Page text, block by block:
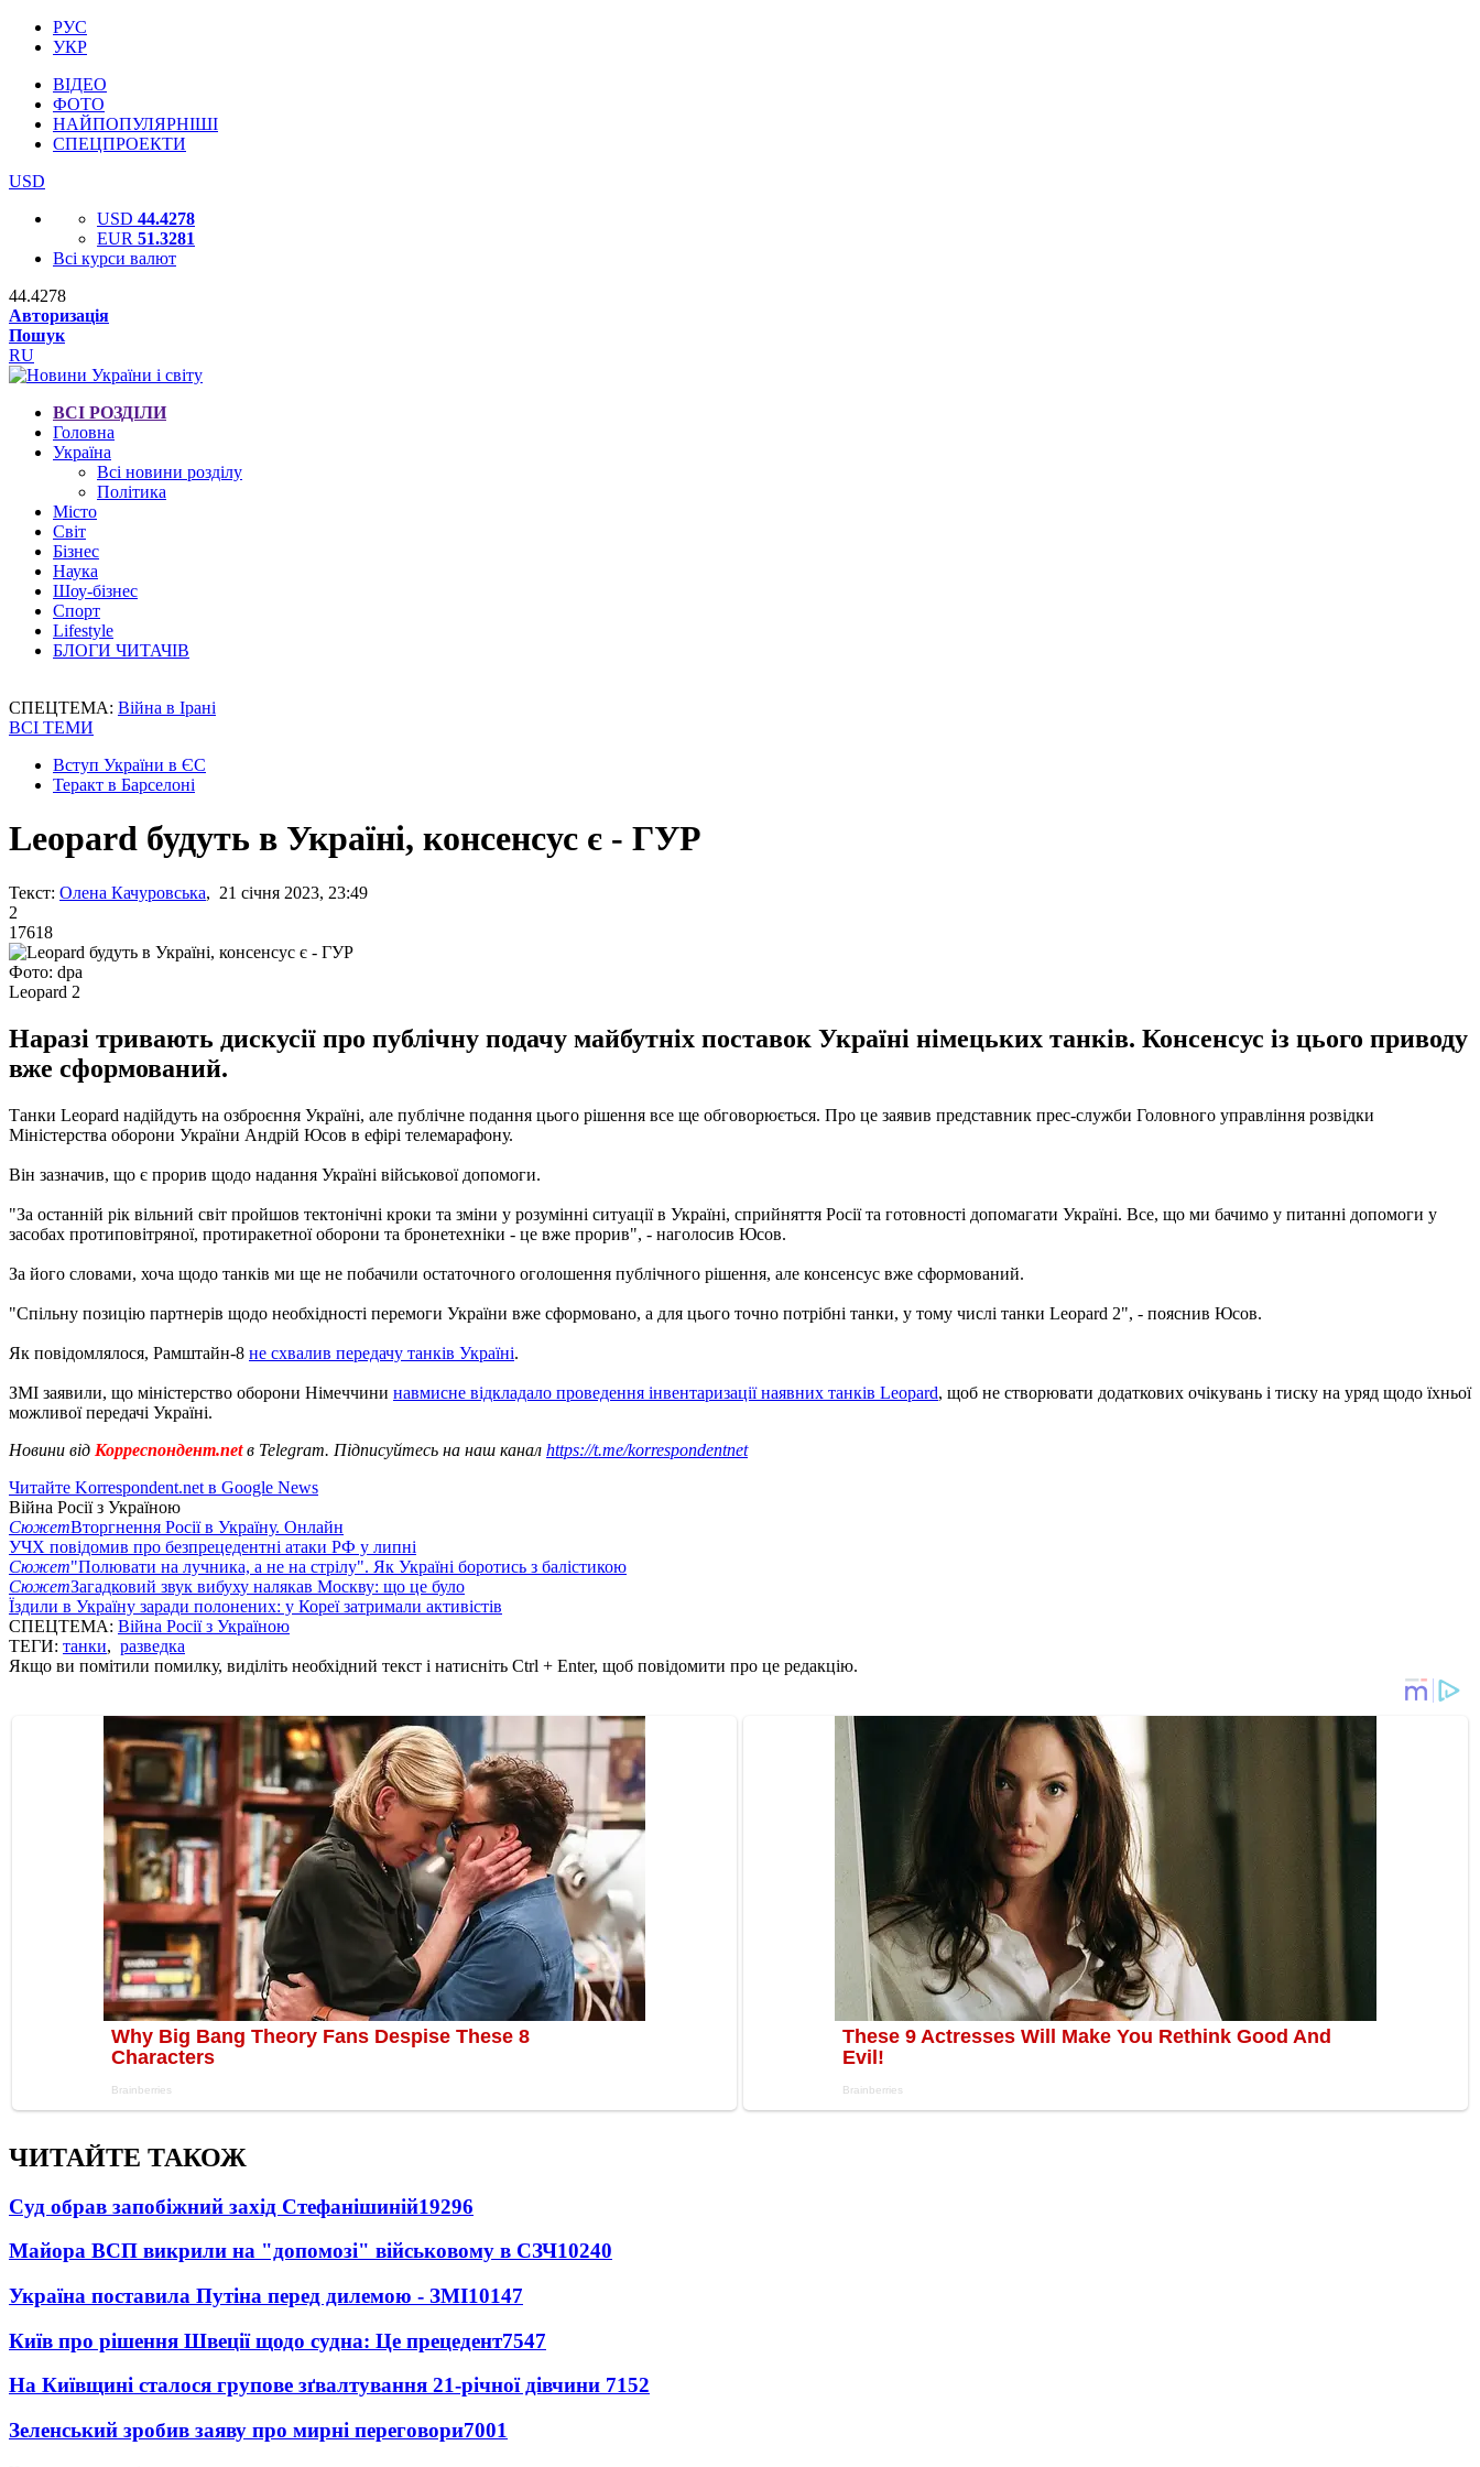
РУС
УКР
ВІДЕО
ФОТО
НАЙПОПУЛЯРНІШІ
СПЕЦПРОЕКТИ
USD
USD 44.4278
EUR 51.3281
Всі курси валют
44.4278
Авторизація
Пошук
RU
ВСІ РОЗДІЛИ
Головна
Україна
Всі новини розділу
Політика
Місто
Світ
Бізнес
Наука
Шоу-бізнес
Спорт
Lifestyle
БЛОГИ ЧИТАЧІВ
СПЕЦТЕМА: Війна в Ірані
ВСІ ТЕМИ
Вступ України в ЄС
Теракт в Барселоні
Leopard будуть в Україні, консенсус є - ГУР
Текст: Олена Качуровська, 21 січня 2023, 23:49
2
17618
Фото: dpa
Leopard 2
Наразі тривають дискусії про публічну подачу майбутніх поставок Україні німецьких танків. Консенсус із цього приводу
вже сформований.
Танки Leopard надійдуть на озброєння Україні, але публічне подання цього рішення все ще обговорюється. Про це заявив представник прес-служби Головного управління розвідки
Міністерства оборони України Андрій Юсов в ефірі телемарафону.
Він зазначив, що є прорив щодо надання Україні військової допомоги.
"За останній рік вільний світ пройшов тектонічні кроки та зміни у розумінні ситуації в Україні, сприйняття Росії та готовності допомагати Україні. Все, що ми бачимо у питанні допомоги у
засобах протиповітряної, протиракетної оборони та бронетехніки - це вже прорив", - наголосив Юсов.
За його словами, хоча щодо танків ми ще не побачили остаточного оголошення публічного рішення, але консенсус вже сформований.
"Спільну позицію партнерів щодо необхідності перемоги України вже сформовано, а для цього точно потрібні танки, у тому числі танки Leopard 2", - пояснив Юсов.
Як повідомлялося, Рамштайн-8 не схвалив передачу танків Україні.
ЗМІ заявили, що міністерство оборони Німеччини навмисне відкладало проведення інвентаризації наявних танків Leopard, щоб не створювати додаткових очікувань і тиску на уряд щодо їхньої
можливої передачі Україні.
Новини від Корреспондент.netв Telegram. Підписуйтесь на наш канал https://t.me/korrespondentnet
Читайте Korrespondent.net в Google News
Війна Росії з Україною
СюжетВторгнення Росії в Україну. Онлайн
УЧХ повідомив про безпрецедентні атаки РФ у липні
Сюжет"Полювати на лучника, а не на стрілу". Як Україні боротись з балістикою
СюжетЗагадковий звук вибуху налякав Москву: що це було
Їздили в Україну заради полонених: у Кореї затримали активістів
СПЕЦТЕМА: Війна Росії з Україною
ТЕГИ: танки, разведка
Якщо ви помітили помилку, виділіть необхідний текст і натисніть Ctrl + Enter, щоб повідомити про це редакцію.
ЧИТАЙТЕ ТАКОЖ
Суд обрав запобіжний захід Стефанішиній19296
Майора ВСП викрили на "допомозі" військовому в СЗЧ10240
Україна поставила Путіна перед дилемою - ЗМІ10147
Київ про рішення Швеції щодо судна: Це прецедент7547
На Київщині сталося групове зґвалтування 21-річної дівчини 7152
Зеленський зробив заяву про мирні переговори7001